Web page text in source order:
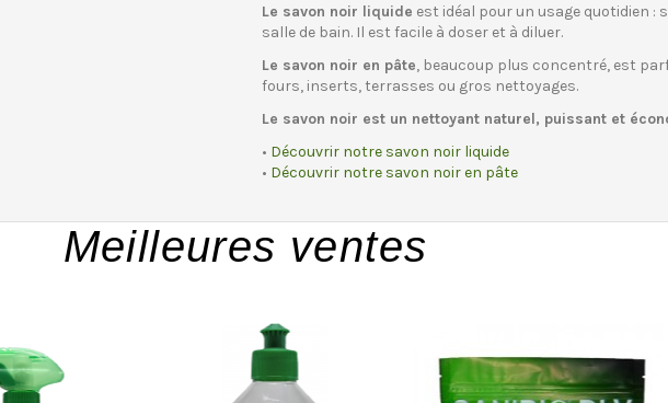
Le savon noir liquide est idéal pour un usage quotidien :
salle de bain. Il est facile à doser et à diluer.
Le savon noir en pâte, beaucoup plus concentré, est
fours, inserts, terrasses ou gros nettoyages.
Le savon noir est un nettoyant naturel, puissant et
• Découvrir notre savon noir liquide
• Découvrir notre savon noir en pâte
Meilleures ventes